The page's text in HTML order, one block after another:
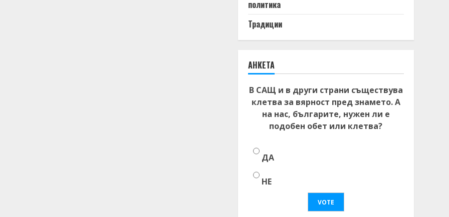
политика
Традиции
АНКЕТА
В САЩ и в други страни съществува
клетва за вярност пред знамето. А
на нас, българите, нужен ли е
подобен обет или клетва?
ДА
НЕ